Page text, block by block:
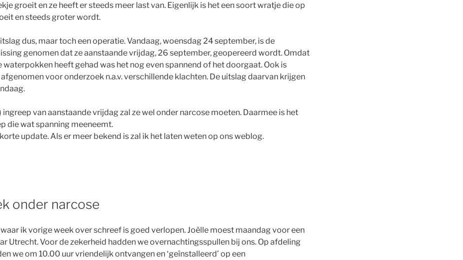
groeit en ze heeft er steeds meer last van. Eigenlijk is het een soort wratje die op
en steeds groter wordt.
dus, maar toch een operatie. Vandaag, woensdag 24 september, is de
genomen dat ze aanstaande vrijdag, 26 september, geopereerd wordt. Omdat
waterpokken heeft gehad was het nog even spannend of het doorgaat. Ook is
voor onderzoek n.a.v. verschillende klachten. De uitslag daarvan krijgen
ingreep van aanstaande vrijdag zal ze wel onder narcose moeten. Daarmee is het
die wat spanning meeneemt.
update. Als er meer bekend is zal ik het laten weten op ons weblog.
onder narcose
ik vorige week over schreef is goed verlopen. Joëlle moest maandag voor een
Utrecht. Voor de zekerheid hadden we overnachtingsspullen bij ons. Op afdeling
we om 10.00 uur vriendelijk ontvangen en ‘geïnstalleerd’ op een